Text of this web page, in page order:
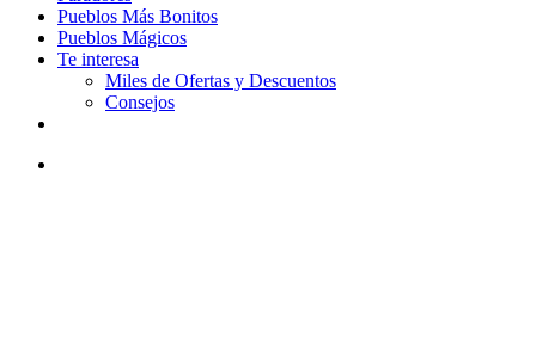
Pueblos Más Bonitos
Pueblos Mágicos
Te interesa
Miles de Ofertas y Descuentos
Consejos